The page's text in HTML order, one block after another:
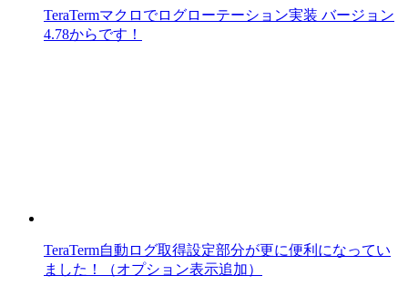
TeraTermマクロでログローテーション実装 バージョン
4.78からです！
TeraTerm自動ログ取得設定部分が更に便利になってい
ました！（オプション表示追加）